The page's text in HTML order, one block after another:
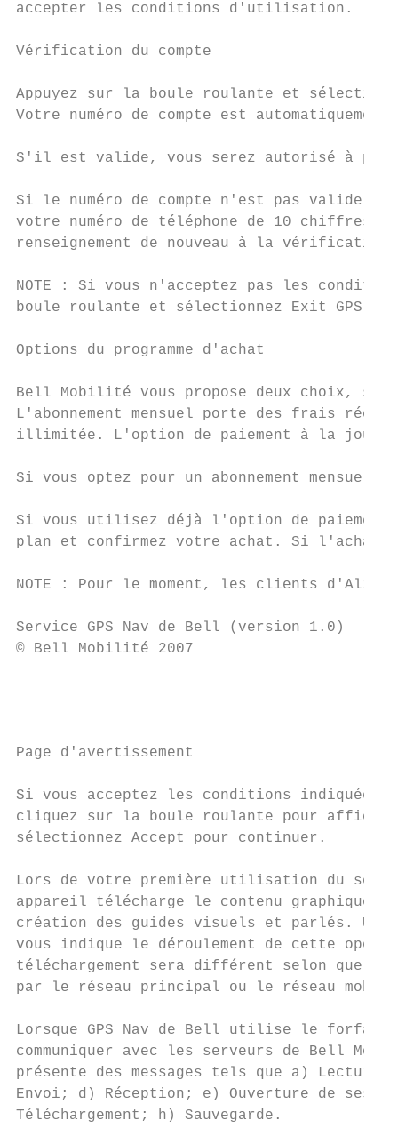
accepter les conditions d'utilisation.
Vérification du compte
Appuyez sur la boule roulante et
Votre numéro de compte est
S'il est valide, vous serez autorisé à
Si le numéro de compte n'est pas valide,
votre numéro de téléphone de 10 chiffres
renseignement de nouveau à la vérification.
NOTE : Si vous n'acceptez pas les
boule roulante et sélectionnez Exit GPS
Options du programme d'achat
Bell Mobilité vous propose deux choix, soit
L'abonnement mensuel porte des frais
illimitée. L'option de paiement à la
Si vous optez pour un abonnement
Si vous utilisez déjà l'option de
plan et confirmez votre achat. Si l'achat
NOTE : Pour le moment, les clients d'Aliant
Service GPS Nav de Bell
© Bell Mobilité 2007
Page d'avertissement
Si vous acceptez les conditions indiquées
cliquez sur la boule roulante pour
sélectionnez Accept pour continuer.
Lors de votre première utilisation du
appareil télécharge le contenu graphique
création des guides visuels et parlés. Un
vous indique le déroulement de cette
téléchargement sera différent selon que
par le réseau principal ou le réseau
Lorsque GPS Nav de Bell utilise le forfait
communiquer avec les serveurs de Bell
présente des messages tels que a) Lecture
Envoi; d) Réception; e) Ouverture de
Téléchargement; h) Sauvegarde.